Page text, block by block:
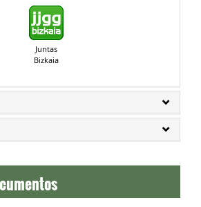
Juntas
Bizkaia